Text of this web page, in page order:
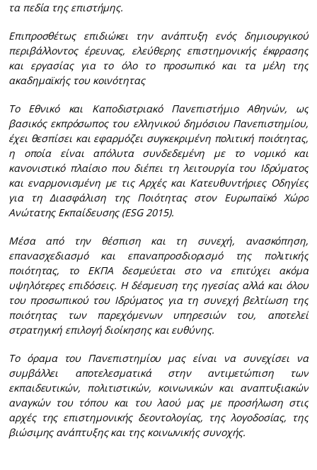
τα πεδία της επιστήμης.
Επιπροσθέτως επιδιώκει την ανάπτυξη ενός δημιουργικού
περιβάλλοντος έρευνας, ελεύθερης επιστημονικής έκφρασης
και εργασίας για το όλο το προσωπικό και τα μέλη της
ακαδημαϊκής του κοινότητας
Το Εθνικό και Καποδιστριακό Πανεπιστήμιο Αθηνών, ως
βασικός εκπρόσωπος του ελληνικού δημόσιου Πανεπιστημίου,
έχει θεσπίσει και εφαρμόζει συγκεκριμένη πολιτική ποιότητας,
η οποία είναι απόλυτα συνδεδεμένη με το νομικό και
κανονιστικό πλαίσιο που διέπει τη λειτουργία του Ιδρύματος
και εναρμονισμένη με τις Αρχές και Κατευθυντήριες Οδηγίες
για τη Διασφάλιση της Ποιότητας στον Ευρωπαϊκό Χώρο
Ανώτατης Εκπαίδευσης (ESG 2015).
Μέσα από την θέσπιση και τη συνεχή, ανασκόπηση,
επανασχεδιασμό και επαναπροσδιορισμό της πολιτικής
ποιότητας, το ΕΚΠΑ δεσμεύεται στο να επιτύχει ακόμα
υψηλότερες επιδόσεις. Η δέσμευση της ηγεσίας αλλά και όλου
του προσωπικού του Ιδρύματος για τη συνεχή βελτίωση της
ποιότητας των παρεχόμενων υπηρεσιών του, αποτελεί
στρατηγική επιλογή διοίκησης και ευθύνης.
Το όραμα του Πανεπιστημίου μας είναι να συνεχίσει να
συμβάλλει αποτελεσματικά στην αντιμετώπιση των
εκπαιδευτικών, πολιτιστικών, κοινωνικών και αναπτυξιακών
αναγκών του τόπου και του λαού μας με προσήλωση στις
αρχές της επιστημονικής δεοντολογίας, της λογοδοσίας, της
βιώσιμης ανάπτυξης και της κοινωνικής συνοχής.